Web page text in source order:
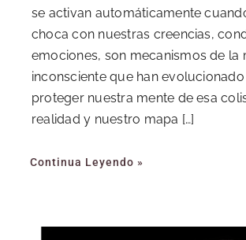
se activan automáticamente
choca con nuestras creencias,
emociones, son mecanismos de la
inconsciente que han
proteger nuestra mente de esa
realidad y nuestro mapa […]
Continua Leyendo »